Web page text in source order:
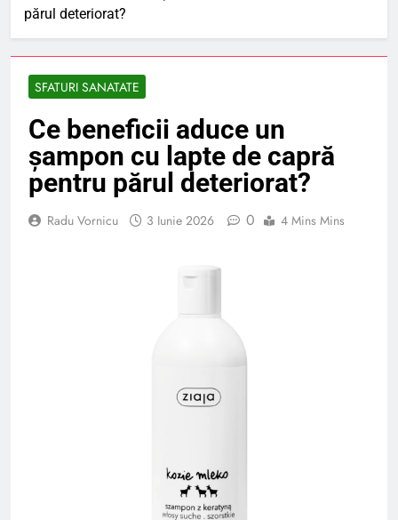
părul deteriorat?
SFATURI SANATATE
Ce beneficii aduce un
șampon cu lapte de capră
pentru părul deteriorat?
Radu Vornicu 3 Iunie 2026 0 4 Mins Mins